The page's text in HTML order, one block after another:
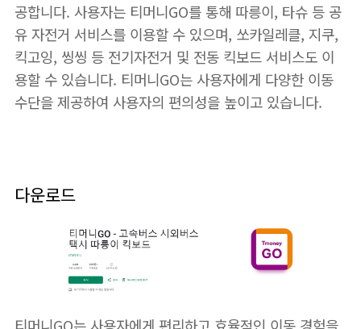
공합니다. 사용자는 티머니GO를 통해 따릉이, 타슈 등 공
유 자전거 서비스를 이용할 수 있으며, 쏘카일레클, 지쿠,
킥고잉, 씽씽 등 전기자전거 및 전동 킥보드 서비스도 이
용할 수 있습니다. 티머니GO는 사용자에게 다양한 이동
수단을 제공하여 사용자의 편의성을 높이고 있습니다.
다운로드